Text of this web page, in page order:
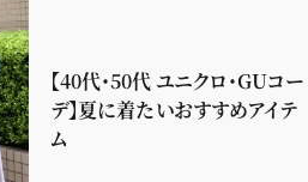
【40代・50代 ユニクロ・GUコー
デ】夏に着たいおすすめアイテ
ム